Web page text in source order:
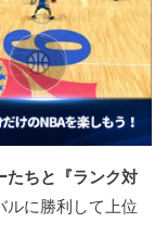
たちと『ランク対
ルに勝利して上位